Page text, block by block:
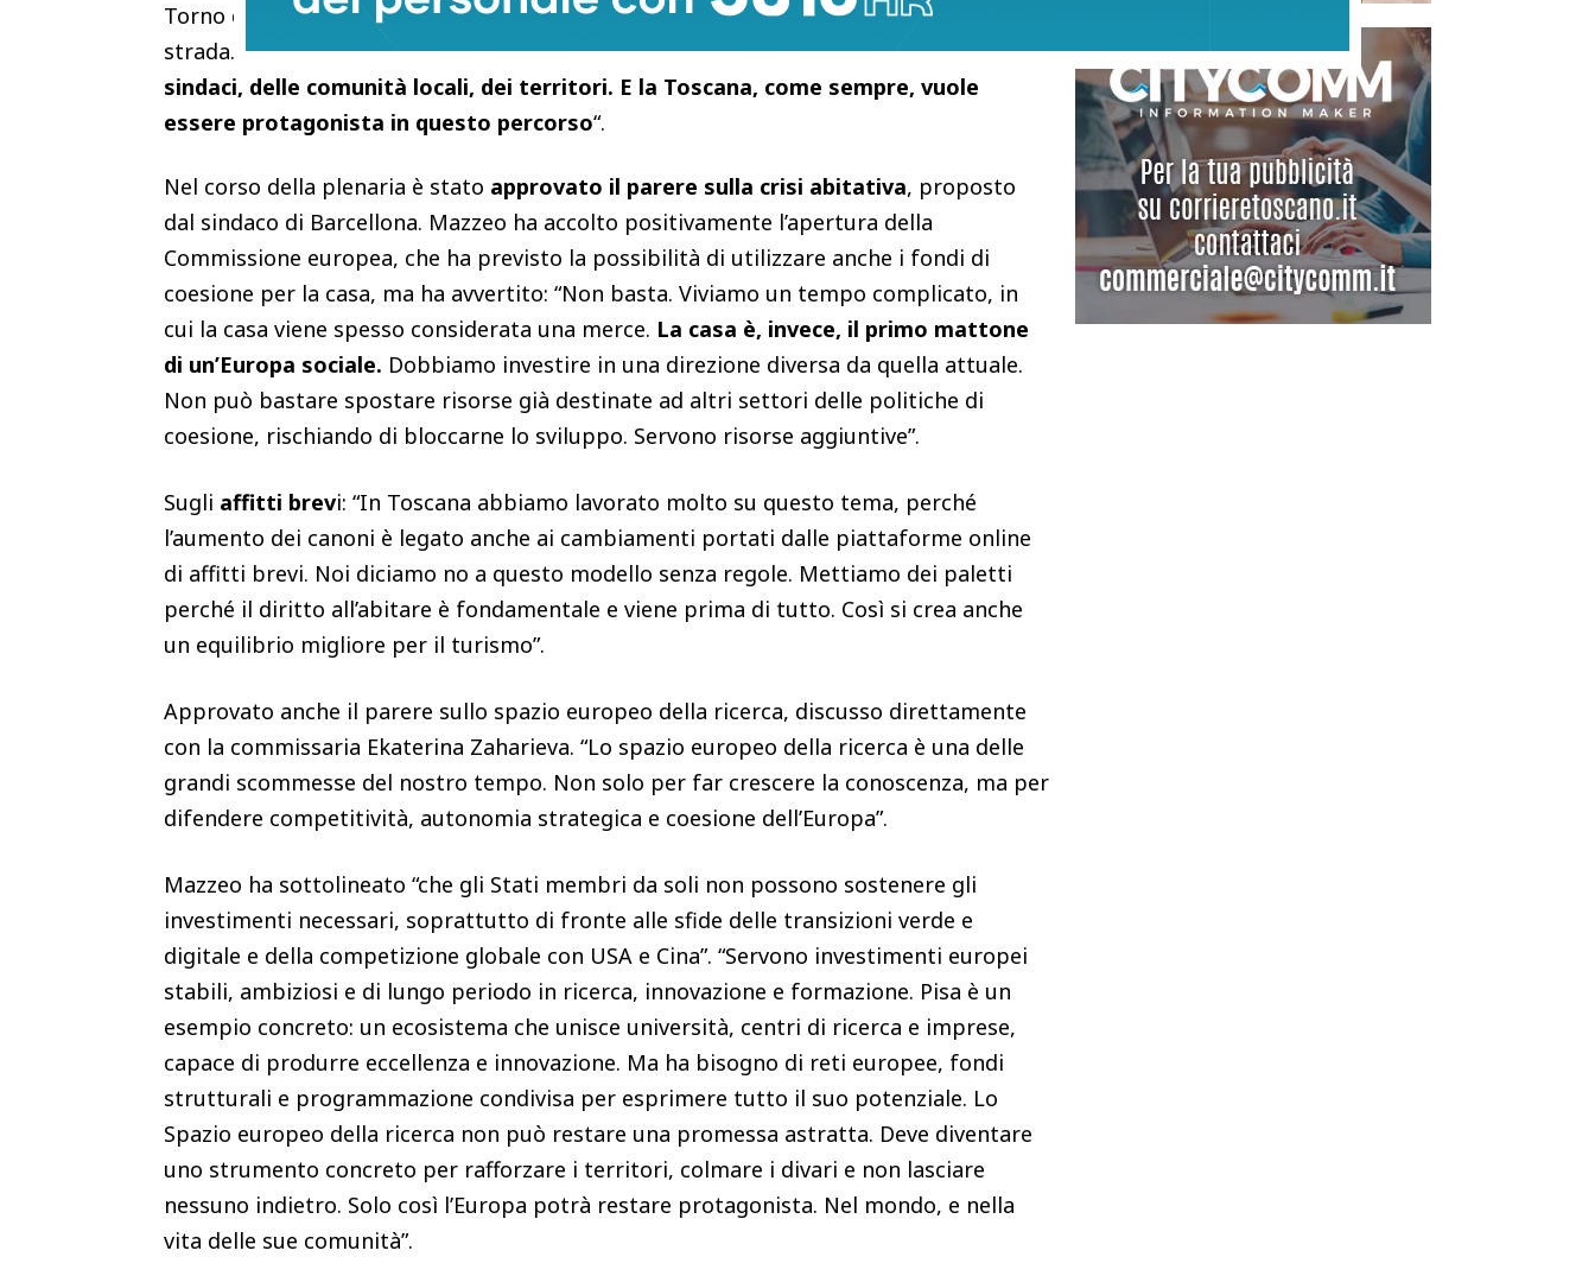
Torno da questa missione con la convinzione che dobbiamo continuare su questa
strada. L’Europa sarà davvero dei cittadini se saprà essere anche l’Europa dei
sindaci, delle comunità locali, dei territori. E la Toscana, come sempre, vuole
essere protagonista in questo percorso“.
Nel corso della plenaria è stato approvato il parere sulla crisi abitativa, proposto
dal sindaco di Barcellona. Mazzeo ha accolto positivamente l’apertura della
Commissione europea, che ha previsto la possibilità di utilizzare anche i fondi di
coesione per la casa, ma ha avvertito: “Non basta. Viviamo un tempo complicato, in
cui la casa viene spesso considerata una merce. La casa è, invece, il primo mattone
di un’Europa sociale. Dobbiamo investire in una direzione diversa da quella attuale.
Non può bastare spostare risorse già destinate ad altri settori delle politiche di
coesione, rischiando di bloccarne lo sviluppo. Servono risorse aggiuntive”.
Sugli affitti brevi: “In Toscana abbiamo lavorato molto su questo tema, perché
l’aumento dei canoni è legato anche ai cambiamenti portati dalle piattaforme online
di affitti brevi. Noi diciamo no a questo modello senza regole. Mettiamo dei paletti
perché il diritto all’abitare è fondamentale e viene prima di tutto. Così si crea anche
un equilibrio migliore per il turismo”.
Approvato anche il parere sullo spazio europeo della ricerca, discusso direttamente
con la commissaria Ekaterina Zaharieva. “Lo spazio europeo della ricerca è una delle
grandi scommesse del nostro tempo. Non solo per far crescere la conoscenza, ma per
difendere competitività, autonomia strategica e coesione dell’Europa”.
Mazzeo ha sottolineato “che gli Stati membri da soli non possono sostenere gli
investimenti necessari, soprattutto di fronte alle sfide delle transizioni verde e
digitale e della competizione globale con USA e Cina”. “Servono investimenti europei
stabili, ambiziosi e di lungo periodo in ricerca, innovazione e formazione. Pisa è un
esempio concreto: un ecosistema che unisce università, centri di ricerca e imprese,
capace di produrre eccellenza e innovazione. Ma ha bisogno di reti europee, fondi
strutturali e programmazione condivisa per esprimere tutto il suo potenziale. Lo
Spazio europeo della ricerca non può restare una promessa astratta. Deve diventare
uno strumento concreto per rafforzare i territori, colmare i divari e non lasciare
nessuno indietro. Solo così l’Europa potrà restare protagonista. Nel mondo, e nella
vita delle sue comunità”.